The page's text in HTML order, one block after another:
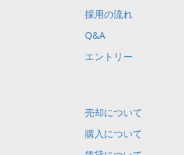
採用の流れ
Q&A
エントリー
売却について
購入について